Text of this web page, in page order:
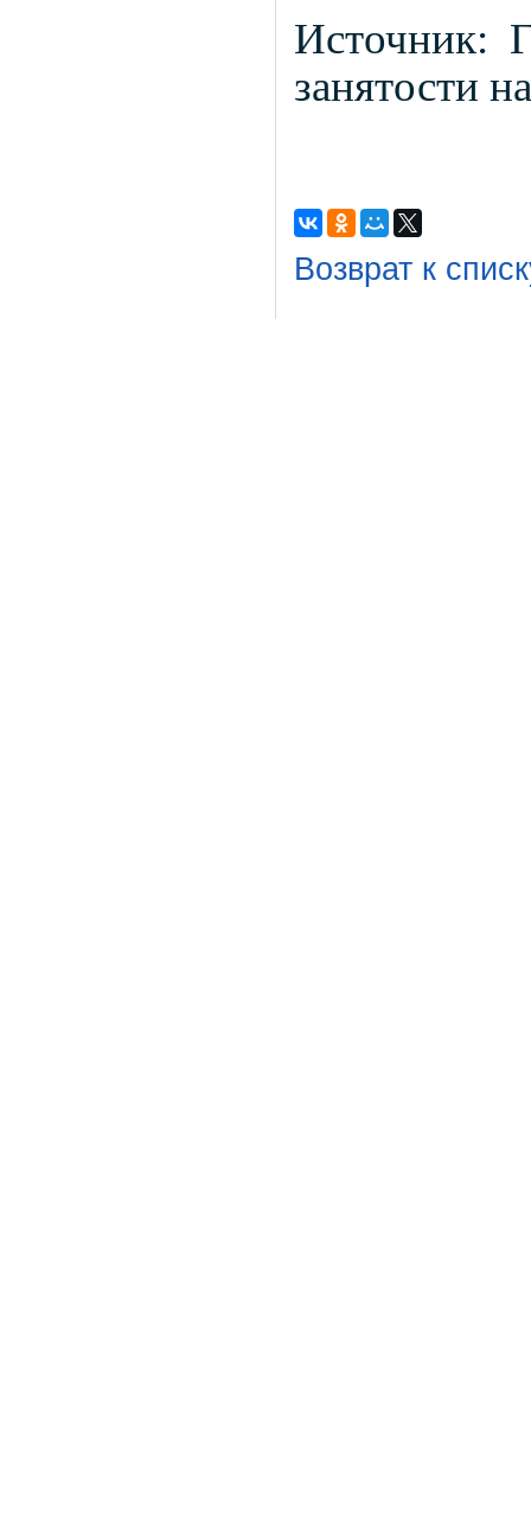
Источник:
занятости
Возврат к